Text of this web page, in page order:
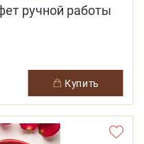
ручной работы
купить